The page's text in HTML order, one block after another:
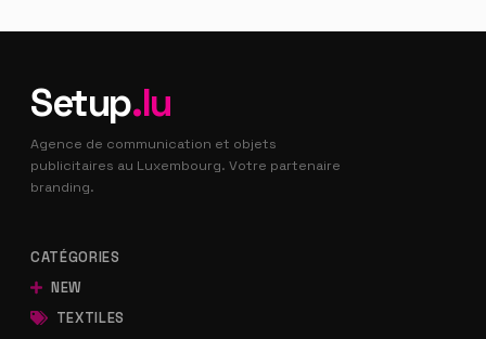
Setup.lu
Agence de communication et objets
publicitaires au Luxembourg. Votre partenaire
branding.
CATÉGORIES
NEW
TEXTILES